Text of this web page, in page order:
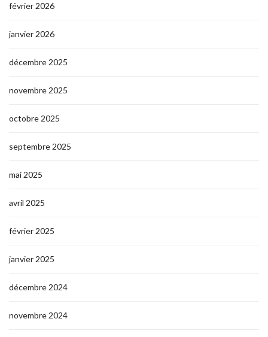
février 2026
janvier 2026
décembre 2025
novembre 2025
octobre 2025
septembre 2025
mai 2025
avril 2025
février 2025
janvier 2025
décembre 2024
novembre 2024